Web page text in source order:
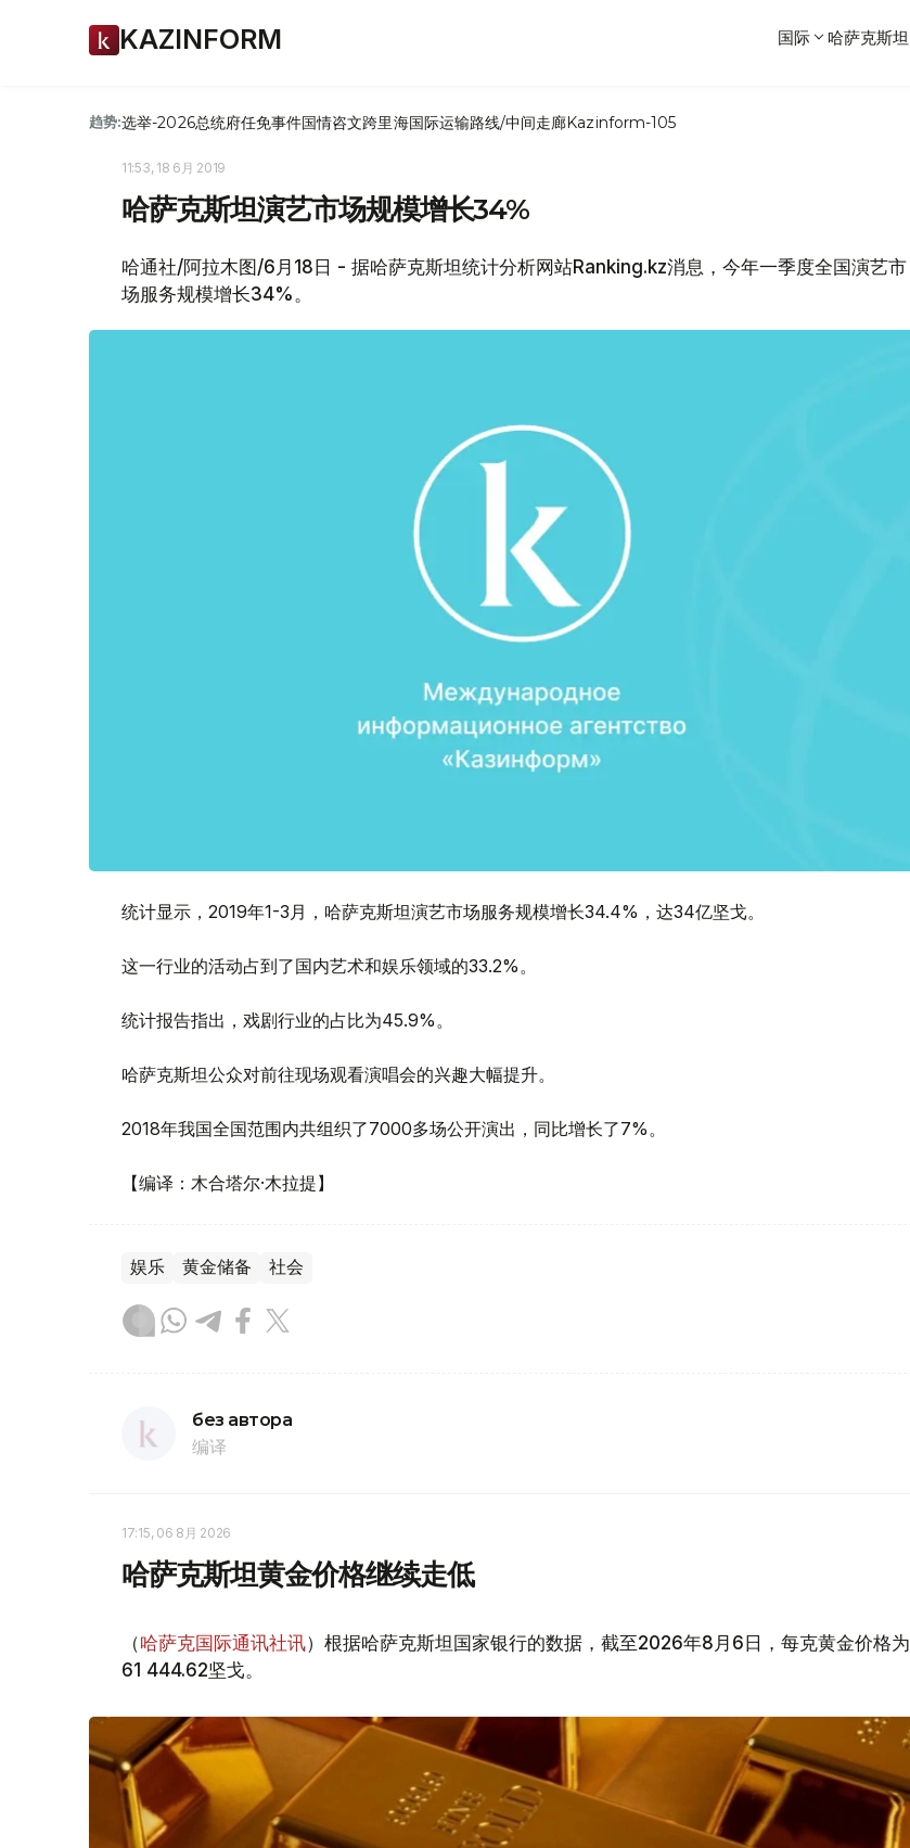
KAZINFORM 国际 哈萨克斯坦
趋势:选举-2026总统府任免事件国情咨文跨里海国际运输路线/中间走廊Kazinform-105
11:53, 18 6月 2019
哈萨克斯坦演艺市场规模增长34%
哈通社/阿拉木图/6月18日 - 据哈萨克斯坦统计分析网站Ranking.kz消息，今年一季度全国演艺市
场服务规模增长34%。
统计显示，2019年1-3月，哈萨克斯坦演艺市场服务规模增长34.4%，达34亿坚戈。
这一行业的活动占到了国内艺术和娱乐领域的33.2%。
统计报告指出，戏剧行业的占比为45.9%。
哈萨克斯坦公众对前往现场观看演唱会的兴趣大幅提升。
2018年我国全国范围内共组织了7000多场公开演出，同比增长了7%。
【编译：木合塔尔·木拉提】
娱乐 黄金储备 社会
без автора
编译
17:15, 06 8月 2026
哈萨克斯坦黄金价格继续走低
（哈萨克国际通讯社讯）根据哈萨克斯坦国家银行的数据，截至2026年8月6日，每克黄金价格为
61 444.62坚戈。